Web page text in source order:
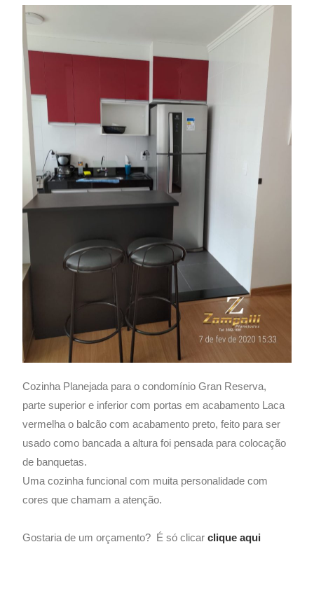
Cozinha Planejada para o condomínio Gran Reserva,
parte superior e inferior com portas em acabamento Laca
vermelha o balcão com acabamento preto, feito para ser
usado como bancada a altura foi pensada para colocação
de banquetas.
Uma cozinha funcional com muita personalidade com
cores que chamam a atenção.
Gostaria de um orçamento? É só clicarclique aqui